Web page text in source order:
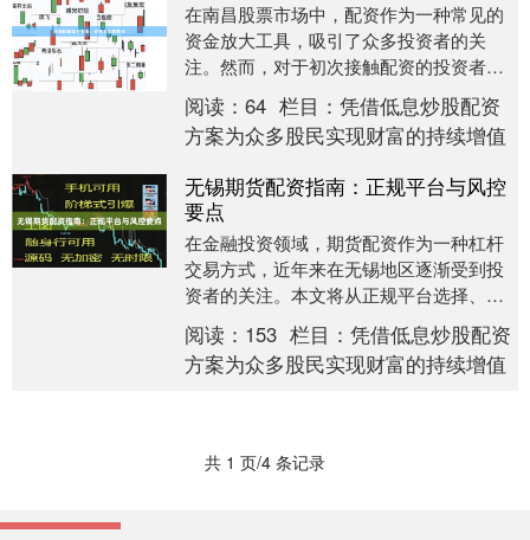
在南昌股票市场中，配资作为一种常见的
资金放大工具，吸引了众多投资者的关
注。然而，对于初次接触配资的投资者而
言，如何安全操作、规避风险，是必须掌
握的核心问题。本文....
阅读： 64 栏目： 凭借低息炒股配资
方案为众多股民实现财富的持续增值
无锡期货配资指南：正规平台与风控
要点
在金融投资领域，期货配资作为一种杠杆
交易方式，近年来在无锡地区逐渐受到投
资者的关注。本文将从正规平台选择、风
险控制要点等方面，为无锡投资者提供一
份实用的期货配资....
阅读： 153 栏目： 凭借低息炒股配资
方案为众多股民实现财富的持续增值
共 1 页/4 条记录